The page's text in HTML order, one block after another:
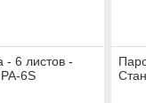
- 6 листов -
6S